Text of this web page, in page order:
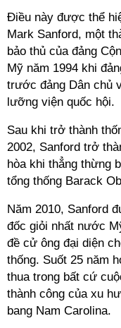
Điều này được thể
Mark Sanford, một
bảo thủ của đảng
Mỹ năm 1994 khi
trước đảng Dân chủ
lưỡng viện quốc hội.
Sau khi trở thành
2002, Sanford trở
hòa khi thẳng thừng
tổng thống Barack
Năm 2010, Sanford
đốc giỏi nhất nước
đề cử ông đại diện
thống. Suốt 25 năm
thua trong bất cứ
thành công của xu
bang Nam Carolina.